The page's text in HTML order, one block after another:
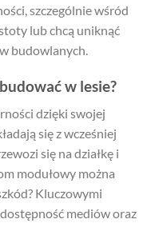
szczególnie wśród
lub chcą uniknąć
budowlanych.
w lesie?
dzięki swojej
się z wcześniej
się na działkę i
modułowy można
Kluczowymi
mediów oraz